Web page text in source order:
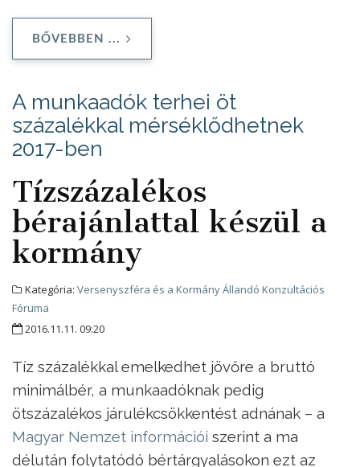
BŐVEBBEN ...
A munkaadók terhei öt
százalékkal mérséklődhetnek
2017-ben
Tízszázalékos
bérajánlattal készül a
kormány
Kategória: Versenyszféra és a Kormány Állandó Konzultációs
Fóruma
2016.11.11. 09:20
Tíz százalékkal emelkedhet jövőre a bruttó
minimálbér, a munkaadóknak pedig
ötszázalékos járulékcsökkentést adnának – a
Magyar Nemzet információi szerint a ma
délután folytatódó bértárgyalásokon ezt az